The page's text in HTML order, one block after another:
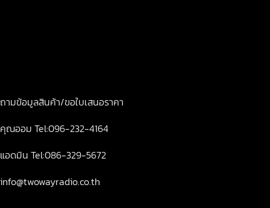
ถามข้อมูลสินค้า/ขอใบเสนอราคา
คุณออม Tel:096-232-4164
แอดมิน Tel:086-329-5672
info@twowayradio.co.th